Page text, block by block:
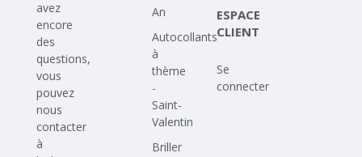
avez
encore
des
questions,
vous
pouvez
nous
contacter
à
An
Autocollants
à
thème
-
Saint-
Valentin
Briller
ESPACE
CLIENT
Se
connecter